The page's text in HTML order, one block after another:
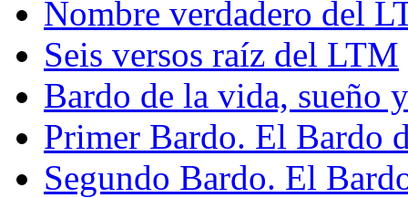
Nombre verdadero del
Seis versos raíz del LTM
Bardo de la vida, sueño
Primer Bardo. El Bardo
Segundo Bardo. El